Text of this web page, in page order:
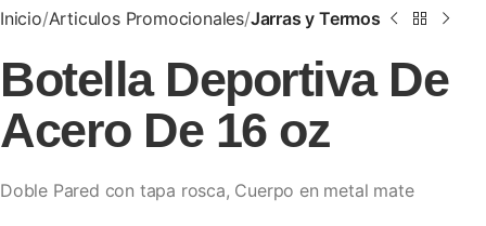
Inicio Articulos Promocionales Jarras y Termos
Botella Deportiva De
Acero De 16 oz
Doble Pared con tapa rosca, Cuerpo en metal mate